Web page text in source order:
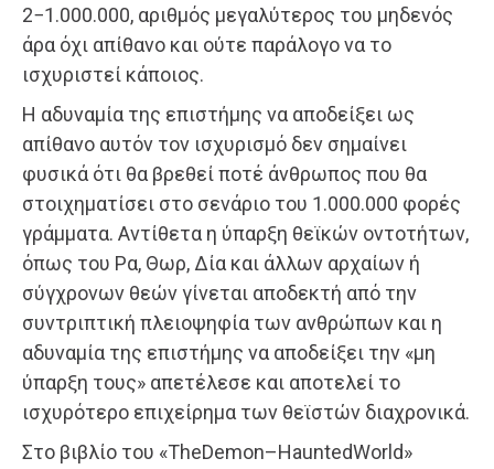
2−1.000.000, αριθμός μεγαλύτερος του μηδενός
άρα όχι απίθανο και ούτε παράλογο να το
ισχυριστεί κάποιος.
Η αδυναμία της επιστήμης να αποδείξει ως
απίθανο αυτόν τον ισχυρισμό δεν σημαίνει
φυσικά ότι θα βρεθεί ποτέ άνθρωπος που θα
στοιχηματίσει στο σενάριο του 1.000.000 φορές
γράμματα. Αντίθετα η ύπαρξη θεϊκών οντοτήτων,
όπως του Ρα, Θωρ, Δία και άλλων αρχαίων ή
σύγχρονων θεών γίνεται αποδεκτή από την
συντριπτική πλειοψηφία των ανθρώπων και η
αδυναμία της επιστήμης να αποδείξει την «μη
ύπαρξη τους» απετέλεσε και αποτελεί το
ισχυρότερο επιχείρημα των θεϊστών διαχρονικά.
Στο βιβλίο του «TheDemon–HauntedWorld»